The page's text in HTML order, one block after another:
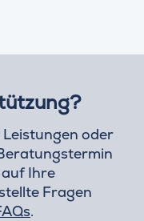
oder
Ihre
Fragen
.